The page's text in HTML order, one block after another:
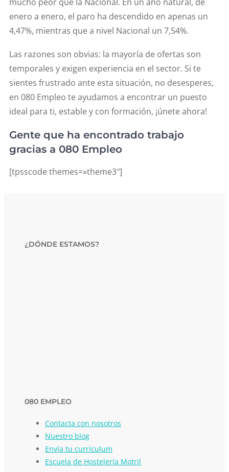
mucho peor que la Nacional. En un año natural, de
enero a enero, el paro ha descendido en apenas un
4,47%, mientras que a nivel Nacional un 7,54%.
Las razones son obvias: la mayoría de ofertas son
temporales y exigen experiencia en el sector. Si te
sientes frustrado ante esta situación, no desesperes,
en 080 Empleo te ayudamos a encontrar un puesto
ideal para ti, estable y con formación, ¡únete ahora!
Gente que ha encontrado trabajo
gracias a 080 Empleo
[tpsscode themes=»theme3″]
¿DÓNDE ESTAMOS?
080 EMPLEO
Contacta con nosotros
Nuestro blog
Envía tu currículum
Escuela de Hostelería Motril